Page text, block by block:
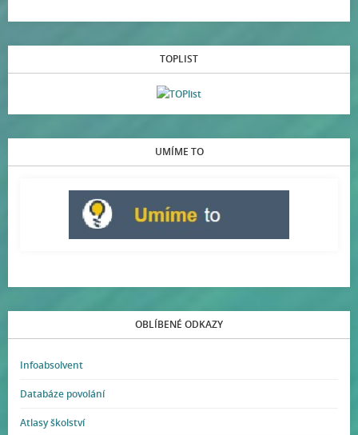
TOPLIST
UMÍME TO
OBLÍBENÉ ODKAZY
Infoabsolvent
Databáze povolání
Atlasy školství